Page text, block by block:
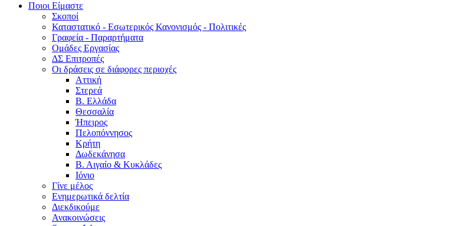
Ποιοι Είμαστε
Σκοποί
Καταστατικό - Εσωτερικός Κανονισμός - Πολιτικές
Γραφεία - Παραρτήματα
Ομάδες Εργασίας
ΔΣ Επιτροπές
Οι δράσεις σε διάφορες περιοχές
Αττική
Στερεά
Β. Ελλάδα
Θεσσαλία
Ήπειρος
Πελοπόννησος
Κρήτη
Δωδεκάνησα
Β. Αιγαίο & Κυκλάδες
Ιόνιο
Γίνε μέλος
Ενημερωτικά δελτία
Διεκδικούμε
Ανακοινώσεις